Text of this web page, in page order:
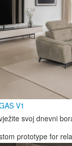
V1
svoj dnevni
prototype for